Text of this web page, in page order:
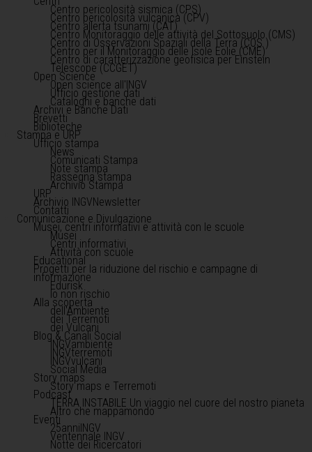
Centro pericolosità sismica (CPS)
Centro pericolosità vulcanica (CPV)
Centro allerta tsunami (CAT)
Centro Monitoraggio delle attività del Sottosuolo (CMS)
Centro di Osservazioni Spaziali della Terra (COS )
Centro per il Monitoraggio delle Isole Eolie (CME)
Centro di caratterizzazione geofisica per Einstein
Telescope (CCGET)
Open Science
Open science all'INGV
Ufficio gestione dati
Cataloghi e banche dati
Archivi e Banche Dati
Brevetti
Biblioteche
Stampa e URP
Ufficio stampa
News
Comunicati Stampa
Note stampa
Rassegna stampa
Archivio Stampa
URP
Archivio INGVNewsletter
Contatti
Comunicazione e Divulgazione
Musei, centri informativi e attività con le scuole
Musei
Centri informativi
Attività con scuole
Educational
Progetti per la riduzione del rischio e campagne di
informazione
Edurisk
Io non rischio
Alla scoperta
dell'Ambiente
dei Terremoti
dei Vulcani
Blog & Canali Social
INGVambiente
INGVterremoti
INGVvulcani
Social Media
Story maps
Story maps e Terremoti
Podcast
TERRA INSTABILE Un viaggio nel cuore del nostro pianeta
Altro che mappamondo
Eventi
25anniINGV
Ventennale INGV
Notte dei Ricercatori